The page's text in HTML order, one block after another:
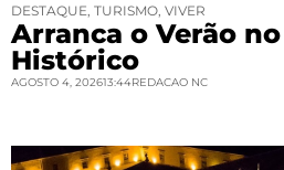
DESTAQUE TURISMO VIVER
Arranca o Verão
Histórico
AGOSTO 4, 202613:44REDACAO NC